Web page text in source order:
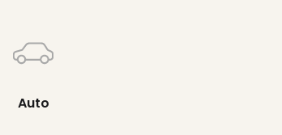
Auto